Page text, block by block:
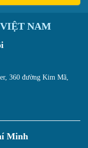
NAM
360 đường Kim Mã,
Minh